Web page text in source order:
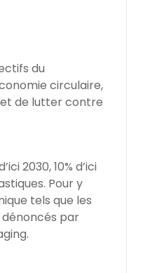
du
circulaire,
et de lutter contre
2030, 10% d’ici
Pour y
tels que les
par